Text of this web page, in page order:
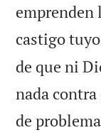
emprenden
castigo
de que ni
nada
de